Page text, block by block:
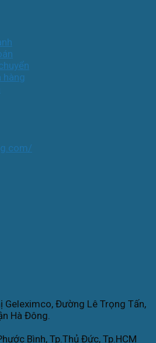
hàng
Geleximco, Đường Lê Trọng Tấn,
Hà Đông.
Bình, Tp.Thủ Đức, Tp.HCM